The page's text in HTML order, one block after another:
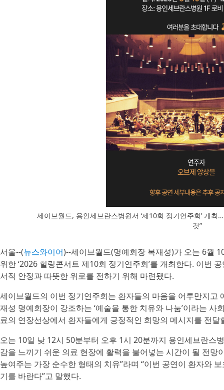
세이브월드, 용인세브란스병원서 ‘제10회 정기연주회’ 개
것”
서울--(뉴스와이어)--세이브월드(명예회장 복재성)가 오는 6월
위한 ‘2026 힐링콘서트 제10회 정기연주회’를 개최한다. 이번
서적 안정과 따뜻한 위로를 전하기 위해 마련됐다.
세이브월드의 이번 정기연주회는 환자들의 마음을 어루만지고
재성 명예회장이 강조하는 ‘예술을 통한 치유와 나눔’이라는
료의 연장선상에서 환자들에게 긍정적인 희망의 메시지를 전달
오는 10일 낮 12시 50분부터 오후 1시 20분까지 용인세브란스
감을 느끼기 쉬운 의료 현장에 활력을 불어넣는 시간이 될 전망
높여주는 가장 순수한 형태의 치유”라며 “이번 공연이 환자와
기를 바란다”고 말했다.